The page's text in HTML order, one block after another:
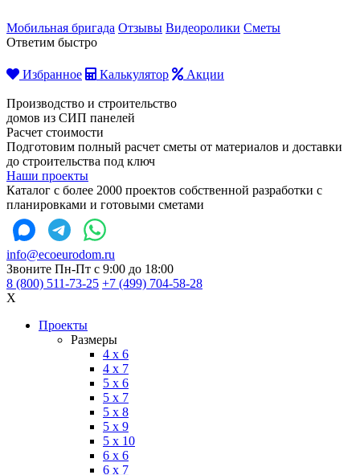
Мобильная бригада Отзывы Видеоролики Сметы
Ответим быстро
Избранное Калькулятор Акции
Производство и строительство
домов из СИП панелей
Расчет стоимости
Подготовим полный расчет сметы от материалов и доставки
до строительства под ключ
Наши проекты
Каталог с более 2000 проектов собственной разработки с
планировками и готовыми сметами
info@ecoeurodom.ru
Звоните Пн-Пт с 9:00 до 18:00
8 (800) 511-73-25 +7 (499) 704-58-28
X
Проекты
Размеры
4 x 6
4 x 7
5 x 6
5 x 7
5 x 8
5 x 9
5 x 10
6 x 6
6 x 7